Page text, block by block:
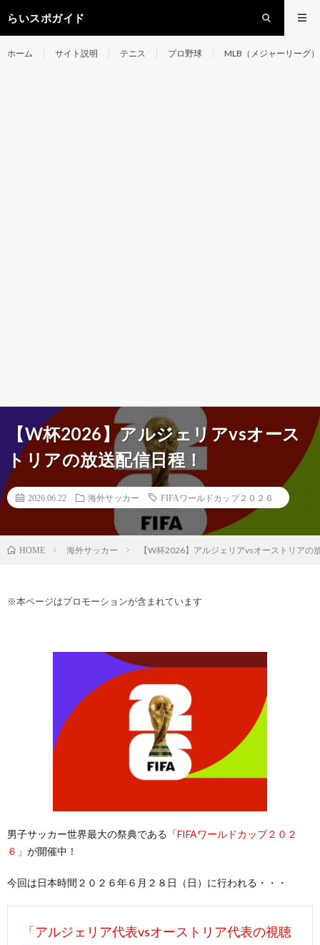
らいスポガイド
ホーム サイト説明 テニス プロ野球 MLB（メジャーリーグ）
【W杯2026】アルジェリアvsオース
トリアの放送配信日程！
2026.06.22 海外サッカー FIFAワールドカップ２０２６
HOME 海外サッカー 【W杯2026】アルジェリアvsオーストリアの
※本ページはプロモーションが含まれています
男子サッカー世界最大の祭典である 「FIFAワールドカップ２０２
６」 が開催中！
今回は日本時間２０２６年６月２８日（日）に行われる・・・
「アルジェリア代表vsオーストリア代表の視聴